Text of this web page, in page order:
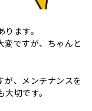
ます。
変ですが、ちゃんと
が、メンテナンスを
切です。